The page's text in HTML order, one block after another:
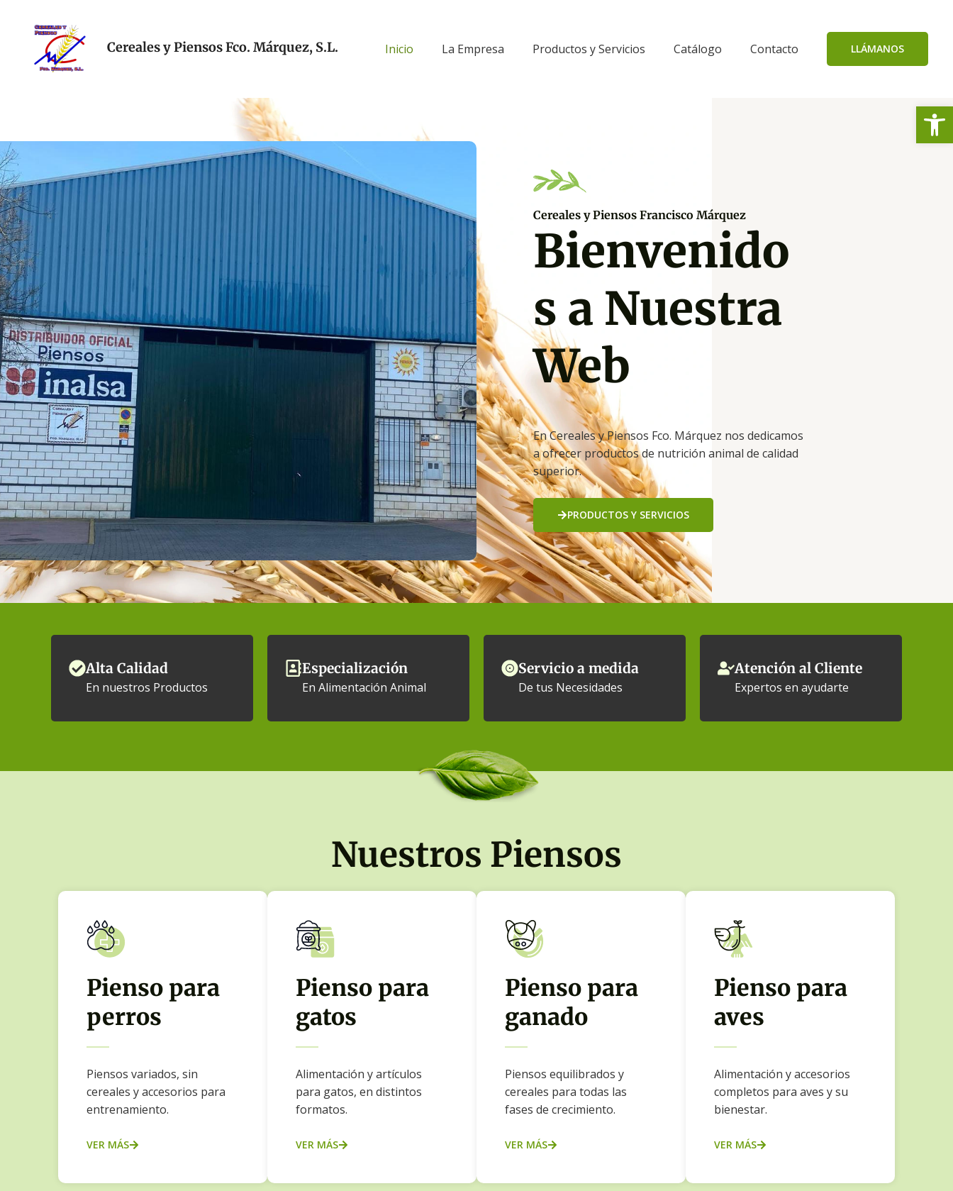
contenido
Cereales y Piensos Fco. Márquez, S.L. Inicio La Empresa Productos y Servicios Catálogo Contacto LLÁMANOS
Cereales y Piensos Francisco Márquez
Bienvenido
s a Nuestra
Web
En Cereales y Piensos Fco. Márquez nos dedicamos
a ofrecer productos de nutrición animal de calidad
superior.
PRODUCTOS Y SERVICIOS
Alta Calidad
En nuestros Productos
Especialización
En Alimentación Animal
Servicio a medida
De tus Necesidades
Atención al Cliente
Expertos en ayudarte
Nuestros Piensos
Pienso para
perros
Piensos variados, sin
cereales y accesorios para
entrenamiento.
VER MÁS
Pienso para
gatos
Alimentación y artículos
para gatos, en distintos
formatos.
VER MÁS
Pienso para
ganado
Piensos equilibrados y
cereales para todas las
fases de crecimiento.
VER MÁS
Pienso para
aves
Alimentación y accesorios
completos para aves y su
bienestar.
VER MÁS